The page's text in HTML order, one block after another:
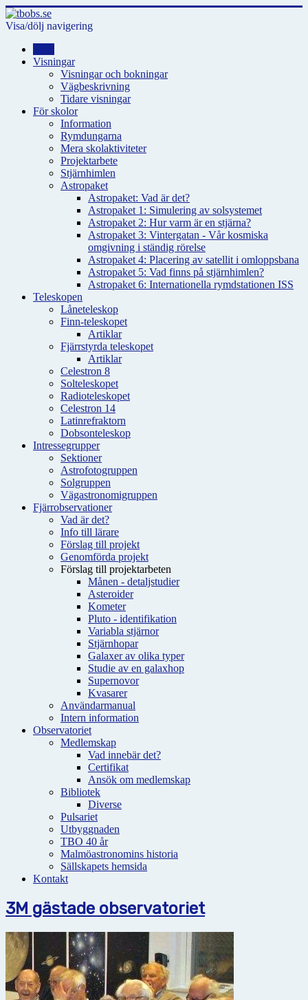
Visa/dölj navigering
Visningar
Visningar och bokningar
Vägbeskrivning
Tidare visningar
För skolor
Information
Rymdungarna
Mera skolaktiviteter
Projektarbete
Stjärnhimlen
Astropaket
Astropaket: Vad är det?
Astropaket 1: Simulering av solsystemet
Astropaket 2: Hur varm är en stjärna?
Astropaket 3: Vintergatan - Vår kosmiska
omgivning i ständig rörelse
Astropaket 4: Placering av satellit i omloppsbana
Astropaket 5: Vad finns på stjärnhimlen?
Astropaket 6: Internationella rymdstationen ISS
Teleskopen
Låneteleskop
Finn-teleskopet
Artiklar
Fjärrstyrda teleskopet
Artiklar
Celestron 8
Solteleskopet
Radioteleskopet
Celestron 14
Latinrefraktorn
Dobsonteleskop
Intressegrupper
Sektioner
Astrofotogruppen
Solgruppen
Vägastronomigruppen
Fjärrobservationer
Vad är det?
Info till lärare
Förslag till projekt
Genomförda projekt
Förslag till projektarbeten
Månen - detaljstudier
Asteroider
Kometer
Pluto - identifikation
Variabla stjärnor
Stjärnhopar
Galaxer av olika typer
Studie av en galaxhop
Supernovor
Kvasarer
Användarmanual
Intern information
Observatoriet
Medlemskap
Vad innebär det?
Certifikat
Ansök om medlemskap
Bibliotek
Diverse
Pulsariet
Utbyggnaden
TBO 40 år
Malmöastronomins historia
Sällskapets hemsida
Kontakt
3M gästade observatoriet